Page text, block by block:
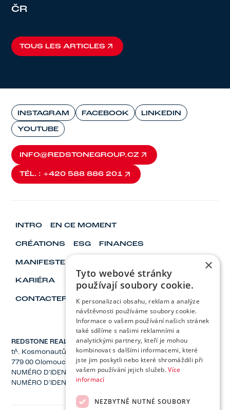
ČR
TOUS LES ARTICLES
TOUS LES ARTICLES
INSTAGRAM FACEBOOK LINKEDIN
YOUTUBE
INFO@REDSTONEGROUP.CZ
INFO@REDSTONEGROUP.CZ
TÉL. : +420 588 886 201
TÉL. : +420 588 886 201
REDSTONE REAL ESTATE, Inc.
tř. Kosmonautů 1221/2a
779 00 Olomouc
NUMÉRO D'IDENTIFICATION : 04137582
NUMÉRO D'IDENTIFICATION FISCALE : CZ04137582
INTRO EN CE MOMENT
CRÉATIONS ESG FINANCES
MANIFESTE
KARIÉRA
CONTACTER
×
Tyto webové stránky
používají soubory cookie.
K personalizaci obsahu, reklam a analýze
návštěvnosti používáme soubory cookie.
Informace o vašem používání našich stránek
také sdílíme s našimi reklamními a
analytickými partnery, kteří je mohou
kombinovat s dalšími informacemi, které
jste jim poskytli nebo které shromáždili při
vašem používání jejich služeb.Více
informací
NEZBYTNĚ NUTNÉ SOUBORY